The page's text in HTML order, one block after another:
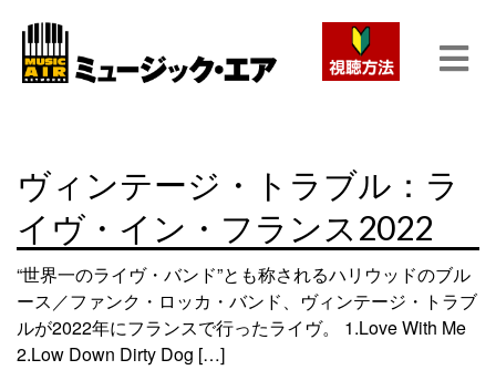
ヴィンテージ・トラブル：ラ
イヴ・イン・フランス2022
“世界一のライヴ・バンド”とも称されるハリウッドのブル
ース／ファンク・ロッカ・バンド、ヴィンテージ・トラブ
ルが2022年にフランスで行ったライヴ。 1.Love With Me
2.Low Down Dirty Dog […]